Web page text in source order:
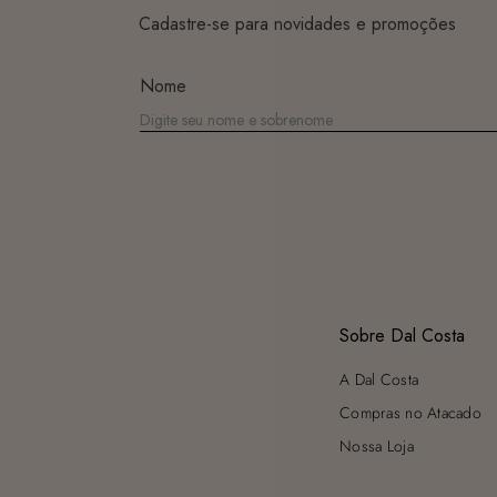
Cadastre-se para novidades e promoções
Nome
Sobre Dal Costa
A Dal Costa
Compras no Atacado
Nossa Loja